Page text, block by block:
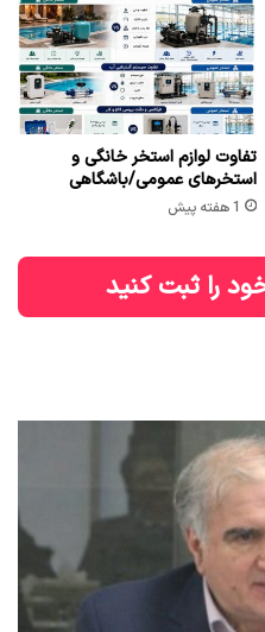
تفاوت لوازم استخر خانگی و
استخرهای عمومی/باشگاهی
1 هفته پیش
را ثبت کنید